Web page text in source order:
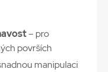
– pro
površích
manipulaci